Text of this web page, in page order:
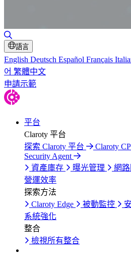
切換搜尋
語言
English Deutsch Español Français
어 繁體中文
申請示範
平台
Claroty 平台
探索 Claroty 平台
Claroty
Security Agent
資產庫存
曝光管理 網
營運效率
探索方法
Claroty Edge
被動監控
系統強化
整合
檢視所有整合